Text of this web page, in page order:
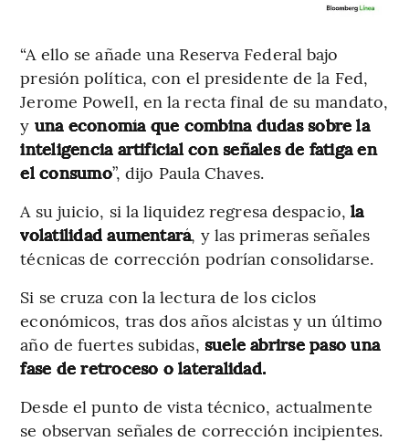
“A ello se añade una Reserva Federal bajo
presión política, con el presidente de la Fed,
Jerome Powell, en la recta final de su mandato,
y una economía que combina dudas sobre la
inteligencia artificial con señales de fatiga en
el consumo”, dijo Paula Chaves.
A su juicio, si la liquidez regresa despacio, la
volatilidad aumentará, y las primeras señales
técnicas de corrección podrían consolidarse.
Si se cruza con la lectura de los ciclos
económicos, tras dos años alcistas y un último
año de fuertes subidas, suele abrirse paso una
fase de retroceso o lateralidad.
Desde el punto de vista técnico, actualmente
se observan señales de corrección incipientes.